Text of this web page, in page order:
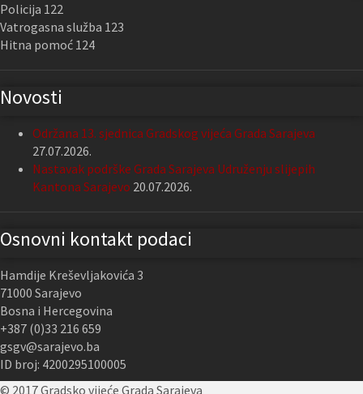
Policija 122
Vatrogasna služba 123
Hitna pomoć 124
Novosti
Održana 13. sjednica Gradskog vijeća Grada Sarajeva
27.07.2026.
Nastavak podrške Grada Sarajeva Udruženju slijepih
Kantona Sarajevo 20.07.2026.
Osnovni kontakt podaci
Hamdije Kreševljakovića 3
71000 Sarajevo
Bosna i Hercegovina
+387 (0)33 216 659
gsgv@sarajevo.ba
ID broj: 4200295100005
© 2017 Gradsko vijeće Grada Sarajeva